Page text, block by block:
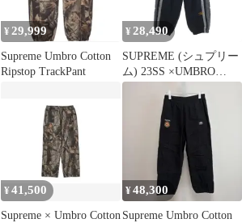
¥ 29,999
Supreme Umbro Cotton
Ripstop TrackPant
¥ 28,490
SUPREME (シュプリー
ム) 23SS ×UMBRO
Track Pants トラックナ
イロンパンツ グレー
¥41,500
Supreme × Umbro Cotton
¥48,300
Supreme Umbro Cotton